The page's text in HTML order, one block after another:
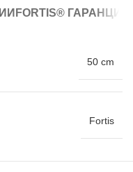
FORTIS®
50 cm
Fortis